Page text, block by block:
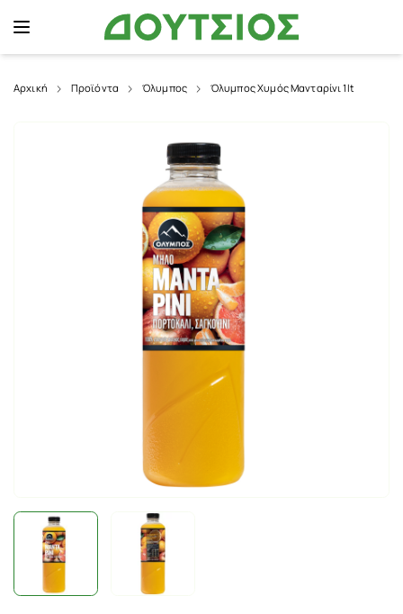
Αρχική Προϊόντα Όλυμπος Όλυμπος Χυμός Μανταρίνι 1lt